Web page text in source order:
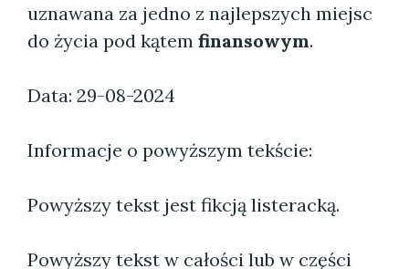
uznawana za jedno z najlepszych miejsc
do życia pod kątem finansowym.
Data: 29-08-2024
Informacje o powyższym tekście:
Powyższy tekst jest fikcją listeracką.
Powyższy tekst w całości lub w części